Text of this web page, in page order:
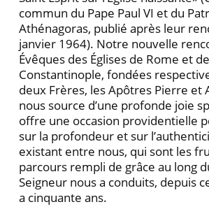
commun du Pape Paul VI et du
Athénagoras, publié après leur
janvier 1964). Notre nouvelle
Évêques des Églises de Rome et de
Constantinople, fondées
deux Frères, les Apôtres Pierre et
nous source d’une profonde joie
offre une occasion providentielle
sur la profondeur et sur
existant entre nous, qui sont les
parcours rempli de grâce au long
Seigneur nous a conduits, depuis
a cinquante ans.